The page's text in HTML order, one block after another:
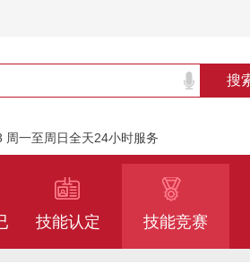
周一至周日全天24小时服务
技能认定 技能竞赛